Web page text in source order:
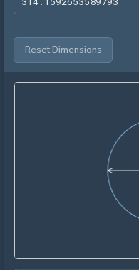
Reset Dimensions